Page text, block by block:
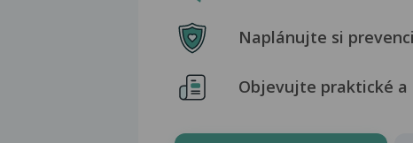
Naplánujte si
Objevujte praktické